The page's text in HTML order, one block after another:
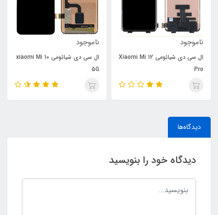
ناموجود
ال سی دی شیائومی Xiaomi Mi 12
Pro
ناموجود
ال سی دی شیائومی xiaomi Mi 10
5G
دیدگاه‌ها
دیدگاه خود را بنویسید